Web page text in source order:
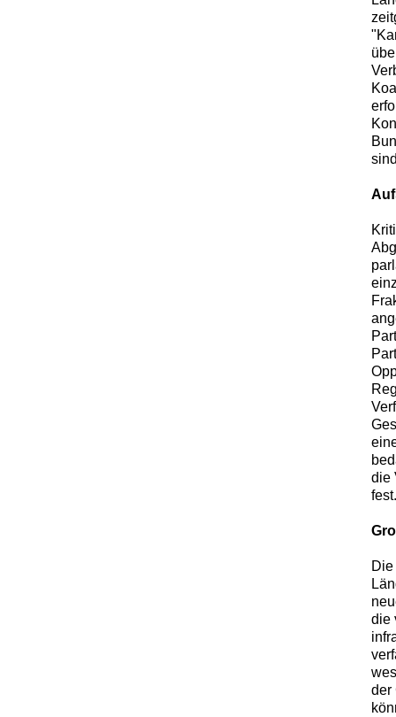
die
fest.
die
der